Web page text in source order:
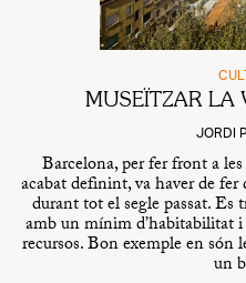
MUSEÏTZAR LA
JORDI
Barcelona, per fer front a
acabat definint, va haver de
durant tot el segle passat. Es
amb un mínim d’habitabilitat i
recursos. Bon exemple en són
un